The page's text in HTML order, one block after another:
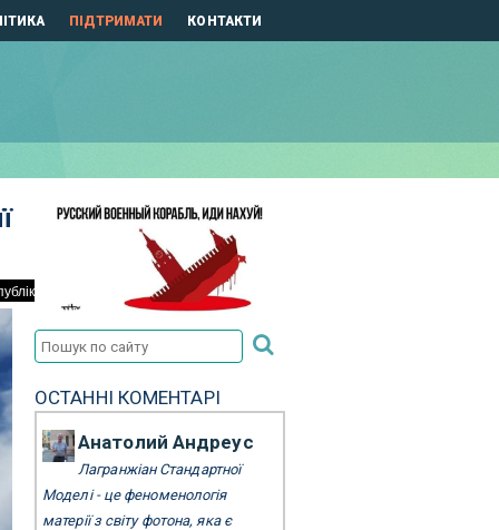
ПІДТРИМАТИ КОНТАКТИ
ОСТАННІ КОМЕНТАРІ
Анатолий Андреус
Лагранжіан Стандартної
Моделі - це феноменологія
матерії з світу фотона, яка є